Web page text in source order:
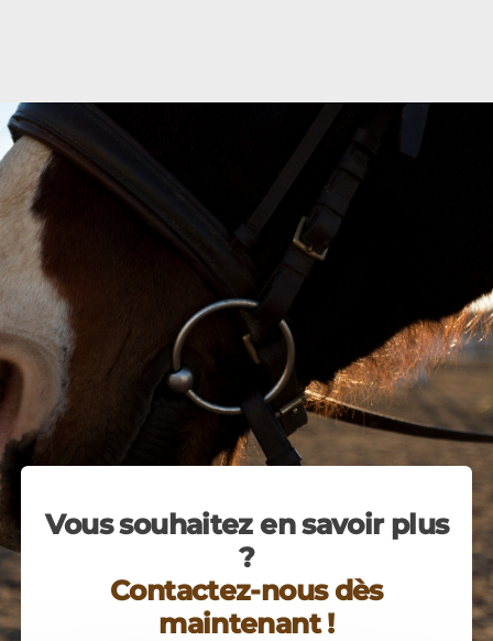
Vous souhaitez en savoir plus
?
Contactez-nous dès
maintenant !